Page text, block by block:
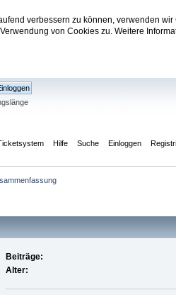
verbessern zu können, verwenden wir
von Cookies zu. Weitere
Hilfe Suche Einloggen
Beiträge:
Alter: